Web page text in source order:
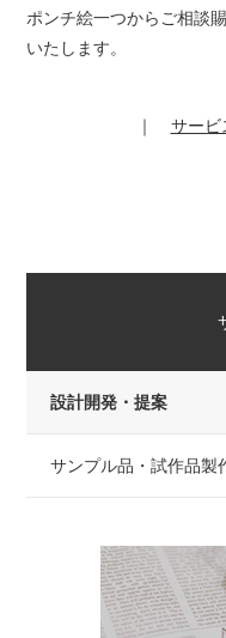
ポンチ絵一つからご相談
いたします。
｜ サービ
設計開発・提案
サンプル品・試作品製